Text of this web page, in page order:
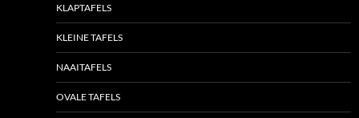
KLAPTAFELS
KLEINE TAFELS
NAAITAFELS
OVALE TAFELS